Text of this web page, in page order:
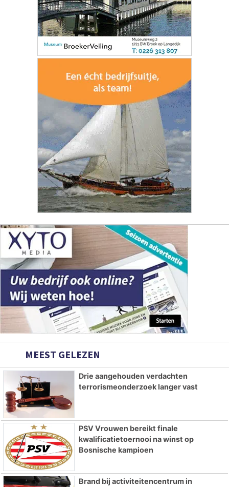
MEEST GELEZEN
Drie aangehouden verdachten
terrorismeonderzoek langer vast
PSV Vrouwen bereikt finale
kwalificatietoernooi na winst op
Bosnische kampioen
Brand bij activiteitencentrum in